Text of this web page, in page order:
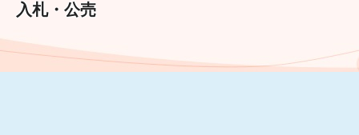
文
入札・公売